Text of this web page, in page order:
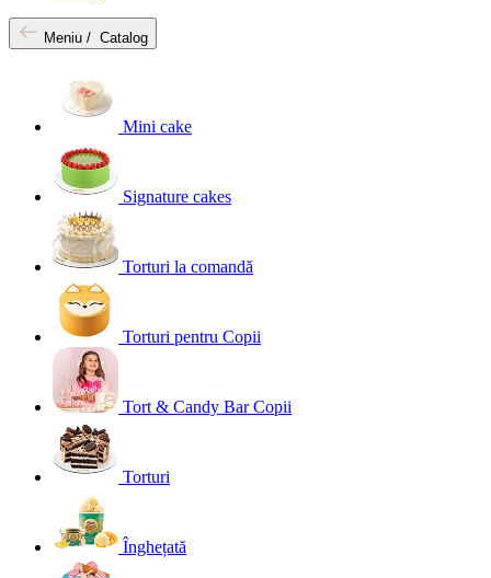
Meniu / Catalog
Mini cake
Signature cakes
Torturi la comandă
Torturi pentru Copii
Tort & Candy Bar Copii
Torturi
Înghețată